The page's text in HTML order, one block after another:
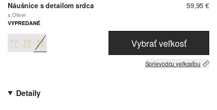
Náušnice s detailom srdca
s.Oliver
59,95 €
VYPREDANÉ
Vybrať veľkosť
Sprievodcu veľkosťou
Detaily